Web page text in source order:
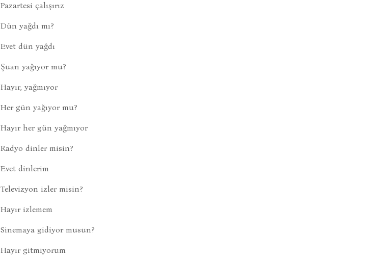
Pazartesi çalışırız
Dün yağdı mı?
Evet dün yağdı
Şuan yağıyor mu?
Hayır, yağmıyor
Her gün yağıyor mu?
Hayır her gün yağmıyor
Radyo dinler misin?
Evet dinlerim
Televizyon izler misin?
Hayır izlemem
Sinemaya gidiyor musun?
Hayır gitmiyorum